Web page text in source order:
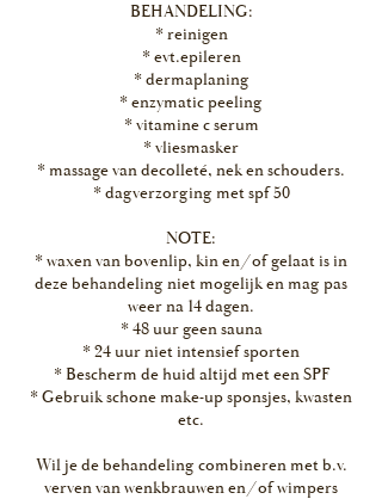
BEHANDELING:
* reinigen
* evt.epileren
* dermaplaning
* enzymatic peeling
* vitamine c serum
* vliesmasker
* massage van decolleté, nek en schouders.
* dagverzorging met spf 50
NOTE:
* waxen van bovenlip, kin en/of gelaat is in
deze behandeling niet mogelijk en mag pas
weer na 14 dagen.
* 48 uur geen sauna
* 24 uur niet intensief sporten
* Bescherm de huid altijd met een SPF
* Gebruik schone make-up sponsjes, kwasten
etc.
Wil je de behandeling combineren met b.v.
verven van wenkbrauwen en/of wimpers